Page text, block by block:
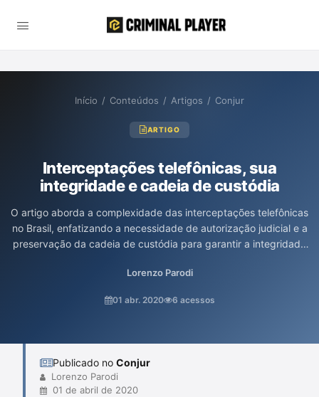
Início / Conteúdos / Artigos / Conjur
ARTIGO
Interceptações telefônicas, sua
integridade e cadeia de custódia
O artigo aborda a complexidade das interceptações telefônicas
no Brasil, enfatizando a necessidade de autorização judicial e a
preservação da cadeia de custódia para garantir a integridade
utilizados para essas gravações e as implicações legais de
formatos não auditáveis. Destaca-se a importância de que tais
Lorenzo Parodi
01 abr. 2020 6 acessos
Publicado no Conjur
Lorenzo Parodi
01 de abril de 2020